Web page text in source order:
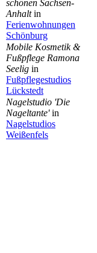
schönen Sachsen-
Anhaltin
Ferienwohnungen
Schönburg
Mobile Kosmetik &
Fußpflege Ramona
Seelig in
Fußpflegestudios
Lückstedt
Nagelstudio 'Die
Nageltante'in
Nagelstudios
Weißenfels